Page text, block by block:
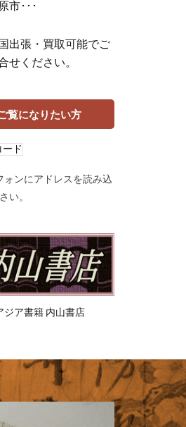
市･･･
出張・買取可能でご
せください。
覧になりたい方
ォンにアドレスを読み込
い。
ジア書籍 内山書店